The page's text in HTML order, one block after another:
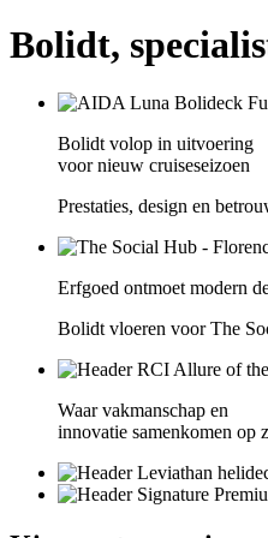
Bolidt,
Bolidt volop in uitvoering
voor nieuw cruiseseizoen
Prestaties, design en
Erfgoed ontmoet modern
Bolidt vloeren voor The
Waar vakmanschap en
innovatie samenkomen op